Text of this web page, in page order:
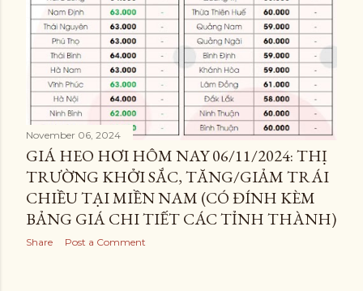
November 06, 2024
GIÁ HEO HƠI HÔM NAY 06/11/2024: THỊ
TRƯỜNG KHỞI SẮC, TĂNG/GIẢM TRÁI
CHIỀU TẠI MIỀN NAM (CÓ ĐÍNH KÈM
BẢNG GIÁ CHI TIẾT CÁC TỈNH THÀNH)
Share Post a Comment